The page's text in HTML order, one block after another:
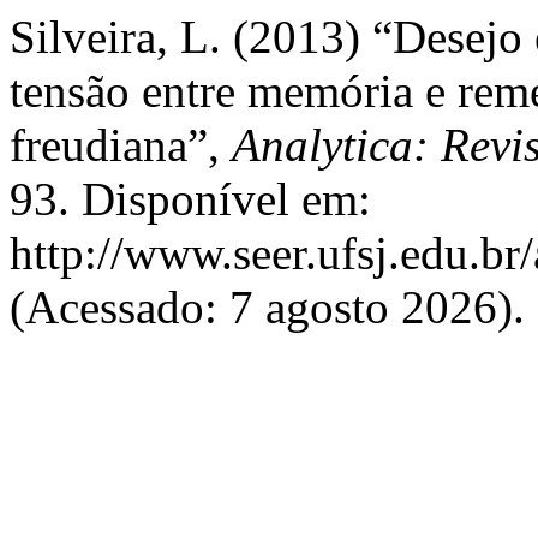
Silveira, L. (2013) “Desejo
tensão entre memória e
freudiana”,Analytica:
93. Disponível em:
http://
(Acessado: 7 agosto 2026).